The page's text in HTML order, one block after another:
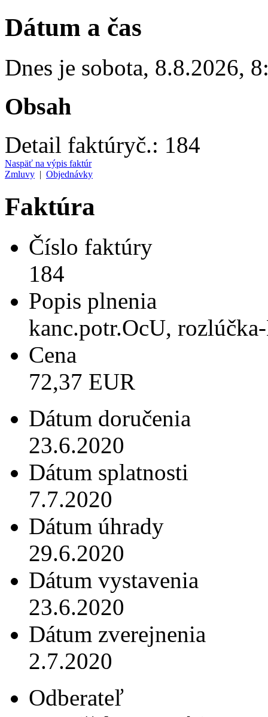
Dátum a čas
Dnes je sobota, 8.8.2026,
Obsah
Detail faktúryč.: 184
Naspäť na výpis faktúr
Zmluvy | Objednávky
Faktúra
Číslo faktúry
184
Popis plnenia
kanc.potr.OcU,
Cena
72,37 EUR
Dátum doručenia
23.6.2020
Dátum splatnosti
7.7.2020
Dátum úhrady
29.6.2020
Dátum vystavenia
23.6.2020
Dátum zverejnenia
2.7.2020
Odberateľ